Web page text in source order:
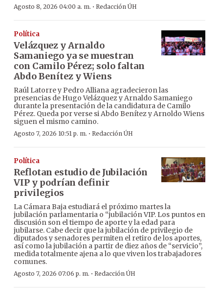
Agosto 8, 2026 04:00 a. m. · Redacción ÚH
Política
Velázquez y Arnaldo
Samaniego ya se muestran
con Camilo Pérez; solo faltan
Abdo Benítez y Wiens
Raúl Latorre y Pedro Alliana agradecieron las
presencias de Hugo Velázquez y Arnaldo Samaniego
durante la presentación de la candidatura de Camilo
Pérez. Queda por verse si Abdo Benítez y Arnoldo Wiens
siguen el mismo camino.
Agosto 7, 2026 10:51 p. m. · Redacción ÚH
Política
Reflotan estudio de Jubilación
VIP y podrían definir
privilegios
La Cámara Baja estudiará el próximo martes la
jubilación parlamentaria o “jubilación VIP. Los puntos en
discusión son el tiempo de aporte y la edad para
jubilarse. Cabe decir que la jubilación de privilegio de
diputados y senadores permiten el retiro de los aportes,
así como la jubilación a partir de diez años de “servicio”,
medida totalmente ajena a lo que viven los trabajadores
comunes.
Agosto 7, 2026 07:06 p. m. · Redacción ÚH